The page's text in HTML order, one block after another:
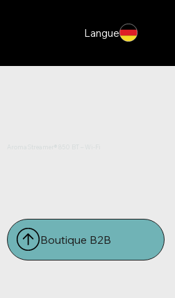
Langue
Boutique B2B